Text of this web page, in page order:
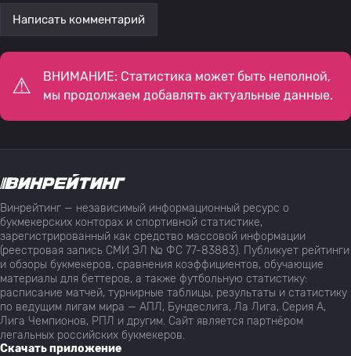
Написать комментарий
ВНИМАНИЕ: Статистика может быть неполной,
мы продолжаем добавлять актуальные данные.
Винрейтинг — независимый информационный ресурс о
букмекерских конторах и спортивной статистике,
зарегистрированный как средство массовой информации
(реестровая запись СМИ ЭЛ № ФС 77-83883). Публикует рейтинги
и обзоры букмекеров, сравнения коэффициентов, обучающие
материалы для беттеров, а также футбольную статистику:
расписание матчей, турнирные таблицы, результаты и статистику
по ведущим лигам мира — АПЛ, Бундеслига, Ла Лига, Серия А,
Лига Чемпионов, РПЛ и другим. Сайт является партнёром
легальных российских букмекеров.
Скачать приложение